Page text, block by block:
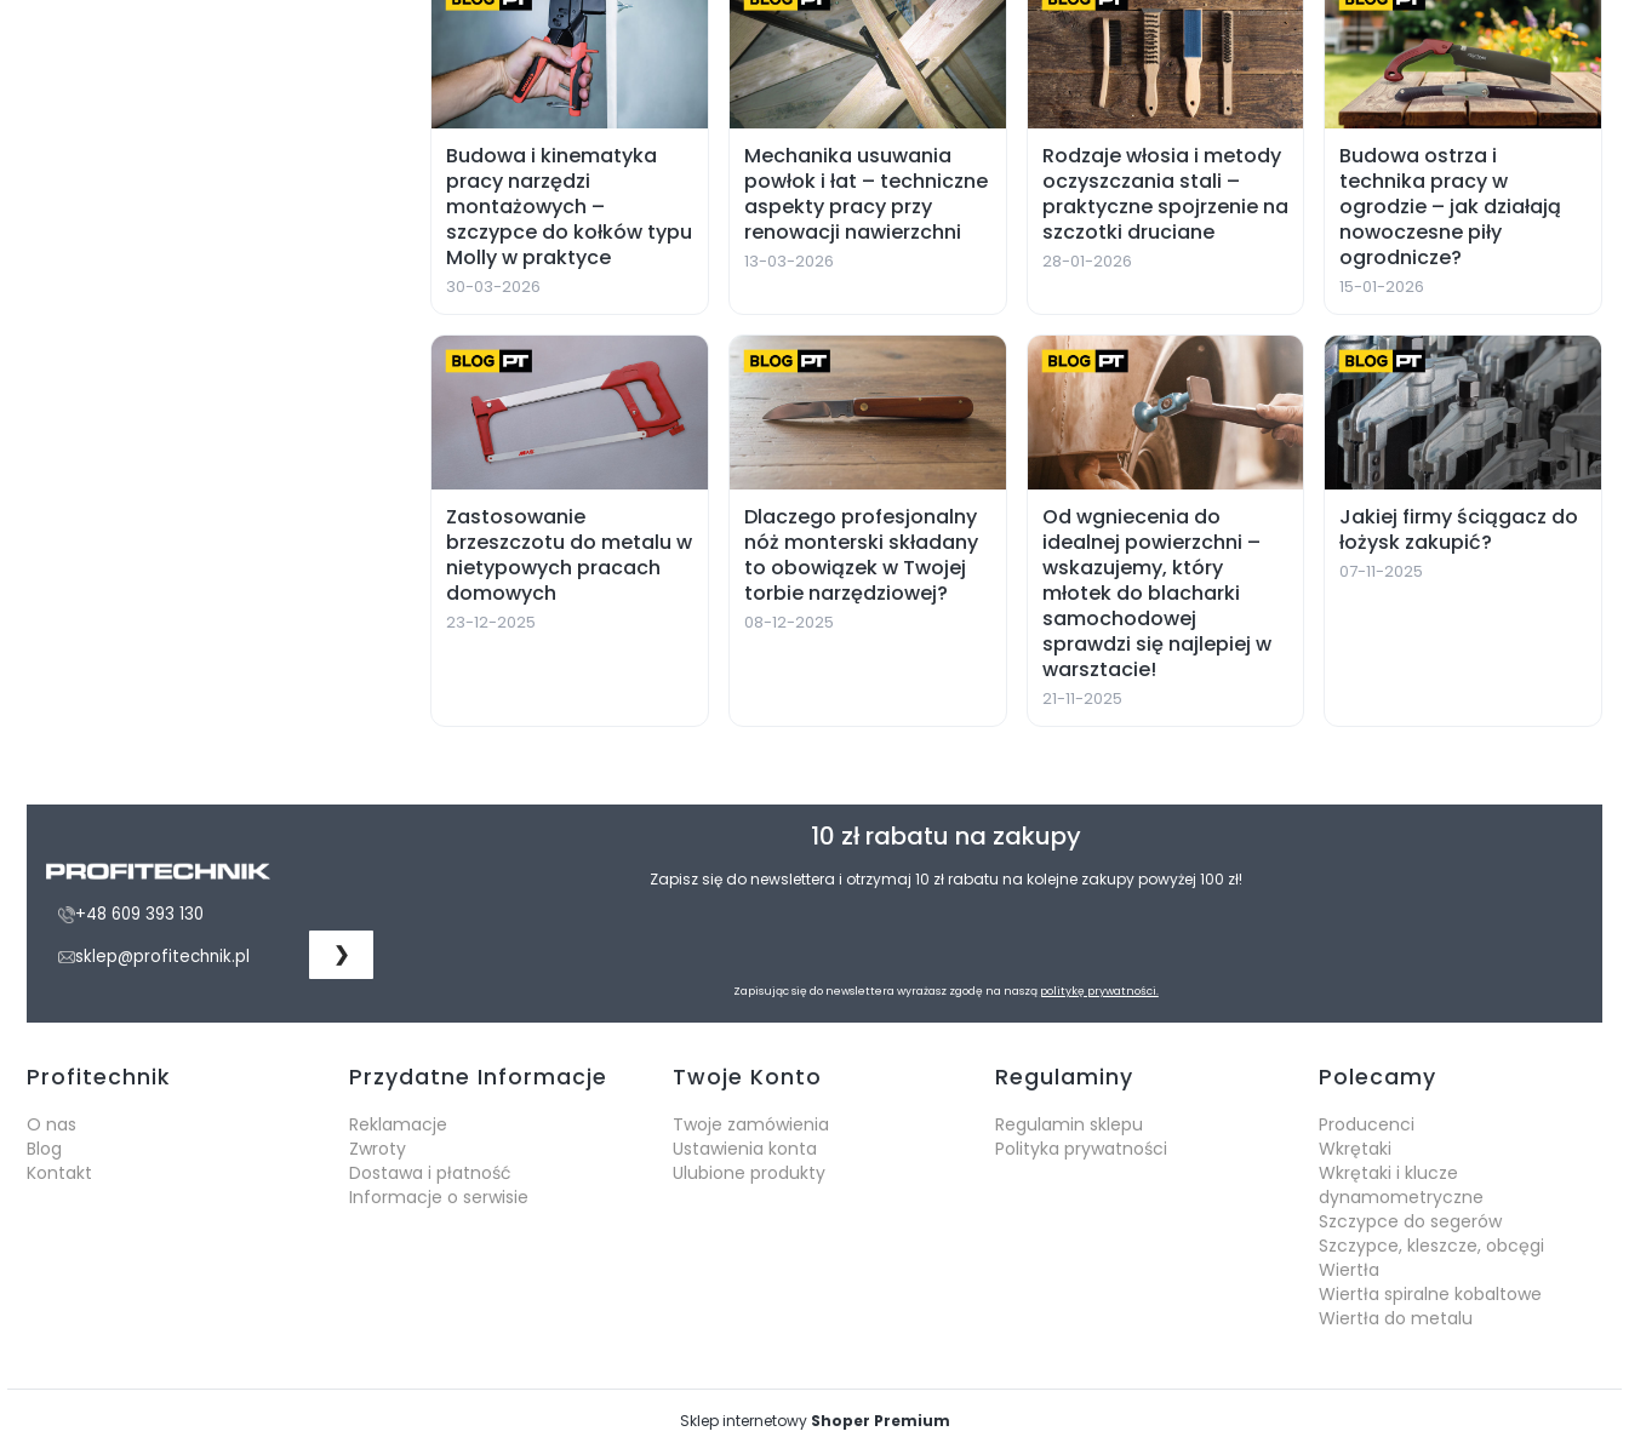
Budowa i kinematyka
pracy narzędzi
montażowych –
szczypce do kołków typu
Molly w praktyce
30-03-2026
Mechanika usuwania
powłok i łat – techniczne
aspekty pracy przy
renowacji nawierzchni
13-03-2026
Rodzaje włosia i metody
oczyszczania stali –
praktyczne spojrzenie na
szczotki druciane
28-01-2026
Budowa ostrza i
technika pracy w
ogrodzie – jak działają
nowoczesne piły
ogrodnicze?
15-01-2026
Zastosowanie
brzeszczotu do metalu w
nietypowych pracach
domowych
23-12-2025
Dlaczego profesjonalny
nóż monterski składany
to obowiązek w Twojej
torbie narzędziowej?
08-12-2025
Od wgniecenia do
idealnej powierzchni –
wskazujemy, który
młotek do blacharki
samochodowej
sprawdzi się najlepiej w
warsztacie!
21-11-2025
Jakiej firmy ściągacz do
łożysk zakupić?
07-11-2025
+48 609 393 130
sklep@profitechnik.pl
10 zł rabatu na zakupy
Zapisz się do newslettera i otrzymaj 10 zł rabatu na kolejne zakupy powyżej 100 zł!
❯
Zapisując się do newslettera wyrażasz zgodę na naszą politykę prywatności.
Linki w stopce
Profitechnik
O nas
Blog
Kontakt
Przydatne Informacje
Reklamacje
Zwroty
Dostawa i płatność
Informacje o serwisie
Twoje Konto
Twoje zamówienia
Ustawienia konta
Ulubione produkty
Regulaminy
Regulamin sklepu
Polityka prywatności
Polecamy
Producenci
Wkrętaki
Wkrętaki i klucze
dynamometryczne
Szczypce do segerów
Szczypce, kleszcze, obcęgi
Wiertła
Wiertła spiralne kobaltowe
Wiertła do metalu
Sklep internetowy Shoper Premium